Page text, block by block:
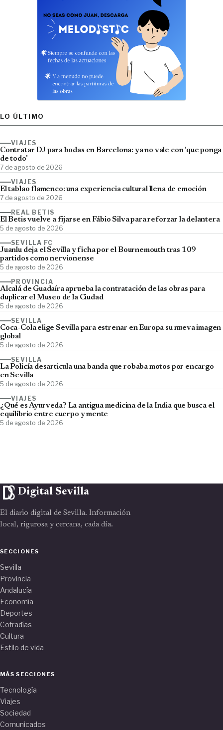
LO ÚLTIMO
VIAJES
Contratar DJ para bodas en Barcelona: ya no vale con 'que ponga
de todo'
7 de agosto de 2026
VIAJES
El tablao flamenco: una experiencia cultural llena de emoción
7 de agosto de 2026
REAL BETIS
El Betis vuelve a fijarse en Fábio Silva para reforzar la delantera
5 de agosto de 2026
SEVILLA FC
Juanlu deja el Sevilla y ficha por el Bournemouth tras 109
partidos como nervionense
5 de agosto de 2026
PROVINCIA
Alcalá de Guadaíra aprueba la contratación de las obras para
duplicar el Museo de la Ciudad
5 de agosto de 2026
SEVILLA
Coca-Cola elige Sevilla para estrenar en Europa su nueva imagen
global
5 de agosto de 2026
SEVILLA
La Policía desarticula una banda que robaba motos por encargo
en Sevilla
5 de agosto de 2026
VIAJES
¿Qué es Ayurveda? La antigua medicina de la India que busca el
equilibrio entre cuerpo y mente
5 de agosto de 2026
Digital Sevilla
El diario digital de Sevilla. Información
local, rigurosa y cercana, cada día.
SECCIONES
Sevilla
Provincia
Andalucía
Economía
Deportes
Cofradías
Cultura
Estilo de vida
MÁS SECCIONES
Tecnología
Viajes
Sociedad
Comunicados